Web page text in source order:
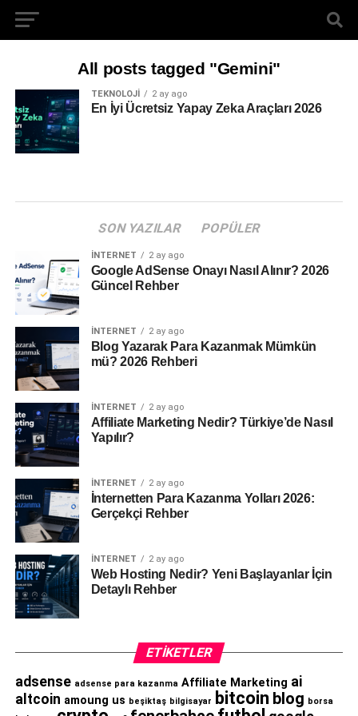
All posts tagged "Gemini"
TEKNOLOJI 2 ay ago
En İyi Ücretsiz Yapay Zeka Araçları 2026
SON YAZILAR POPÜLER
İNTERNET 2 ay ago
Google AdSense Onayı Nasıl Alınır? 2026
Güncel Rehber
İNTERNET 2 ay ago
Blog Yazarak Para Kazanmak Mümkün
mü? 2026 Rehberi
İNTERNET 2 ay ago
Affiliate Marketing Nedir? Türkiye’de Nasıl
Yapılır?
İNTERNET 2 ay ago
İnternetten Para Kazanma Yolları 2026:
Gerçekçi Rehber
İNTERNET 2 ay ago
Web Hosting Nedir? Yeni Başlayanlar İçin
Detaylı Rehber
ETIKETLER
adsense adsense para kazanma Affiliate Marketing ai
altcoin amoung us beşiktaş bilgisayar bitcoin blog borsa